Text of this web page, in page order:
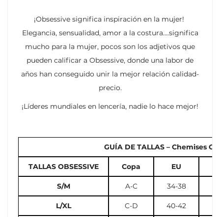
¡Obsessive significa inspiración en la mujer!
Elegancia, sensualidad, amor a la costura….significa
mucho para la mujer, pocos son los adjetivos que
pueden calificar a Obsessive, donde una labor de
años han conseguido unir la mejor relación calidad-
precio.
¡Líderes mundiales en lencería, nadie lo hace mejor!
GUÍA DE TALLAS – Chemises
TALLAS OBSESSIVE Copa EU
S/M A-C 34-38
L/XL C-D 40-42